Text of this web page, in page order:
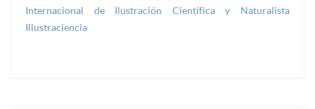
Internacional de Ilustración Científica y Naturalista
Illustraciencia